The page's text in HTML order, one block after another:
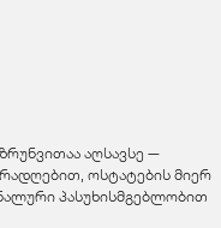
აღსავსე —
ოსტატების მიერ
პასუხისმგებლობით